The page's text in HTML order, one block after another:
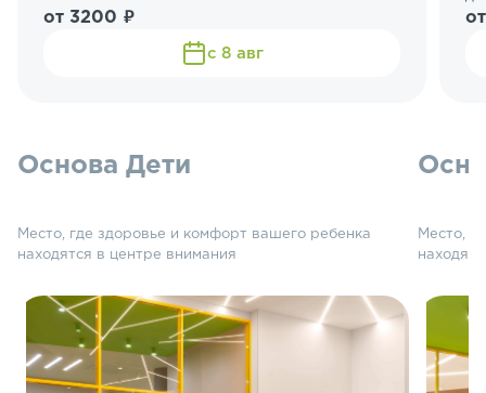
от 3200 ₽
с 8 авг
Основа Дети
Место, где здоровье и комфорт вашего ребенка
находятся в центре внимания
Место,